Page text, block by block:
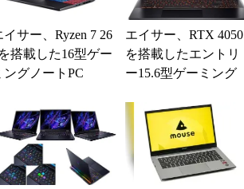
イサー、Ryzen 7 26
搭載した16型ゲー
ングノートPC
エイサー、RTX 4050
を搭載したエントリ
ー15.6型ゲーミング